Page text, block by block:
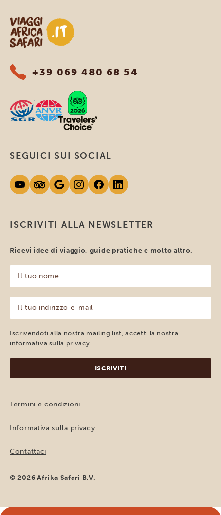
Viaggi Africa Safari
+39 069 480 68 54
ISCRIVITI ALLA NEWSLETTER
Ricevi idee di viaggio, guide pratiche e molto altro.
tuo
nome
(Obbligatorio)
tuo
indirizzo
e-
mail
Iscrivendoti alla nostra mailing list, accetti la nostra
informativa sulla privacy.
SEGUICI SUI SOCIAL
Termini e condizioni
Informativa sulla privacy
Contattaci
© 2026 Afrika Safari B.V.